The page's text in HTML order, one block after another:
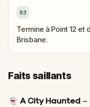
03
Termine à Point 12
Brisbane.
Faits saillants
👻 A City Haunted –